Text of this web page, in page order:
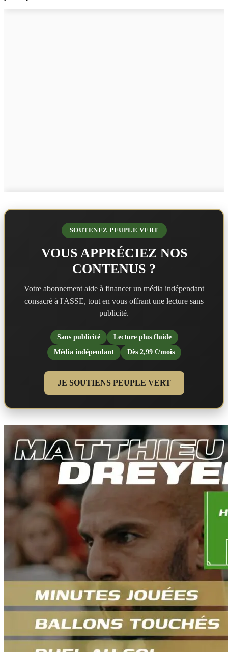
SOUTENEZ PEUPLE VERT
VOUS APPRÉCIEZ NOS
CONTENUS ?
Votre abonnement aide à financer un média indépendant
consacré à l'ASSE, tout en vous offrant une lecture sans
publicité.
Sans publicité
Lecture plus fluide
Média indépendant
Dès 2,99 €/mois
JE SOUTIENS PEUPLE VERT